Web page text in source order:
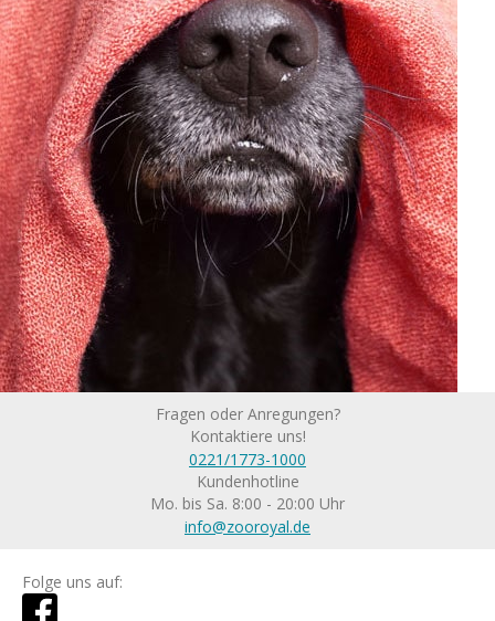
Fragen oder Anregungen?
Kontaktiere uns!
0221/1773-1000
Kundenhotline
Mo. bis Sa. 8:00 - 20:00 Uhr
info@zooroyal.de
Folge uns auf: